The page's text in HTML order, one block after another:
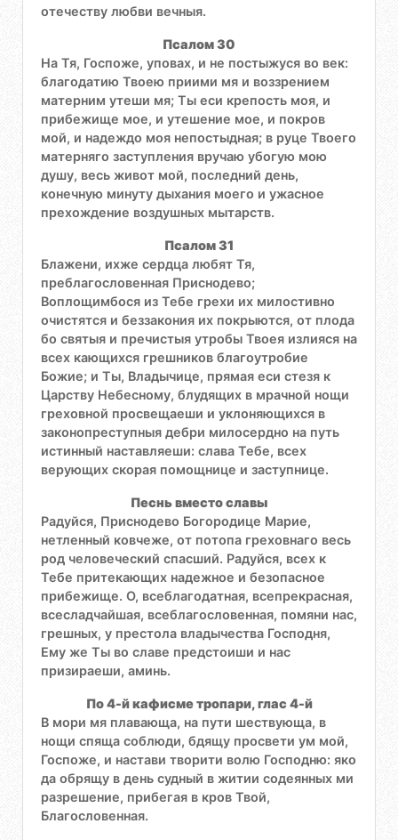
отечеству любви вечныя.
Псалом 30
На Тя, Госпоже, уповах, и не постыжуся во век:
благодатию Твоею приими мя и воззрением
матерним утеши мя; Ты еси крепость моя, и
прибежище мое, и утешение мое, и покров
мой, и надеждо моя непостыдная; в руце Твоего
матерняго заступления вручаю убогую мою
душу, весь живот мой, последний день,
конечную минуту дыхания моего и ужасное
прехождение воздушных мытарств.
Псалом 31
Блажени, ихже сердца любят Тя,
преблагословенная Приснодево;
Воплощимбося из Тебе грехи их милостивно
очистятся и беззакония их покрыются, от плода
бо святыя и пречистыя утробы Твоея излияся на
всех кающихся грешников благоутробие
Божие; и Ты, Владычице, прямая еси стезя к
Царству Небесному, блудящих в мрачной нощи
греховной просвещаеши и уклоняющихся в
законопреступныя дебри милосердно на путь
истинный наставляеши: слава Тебе, всех
верующих скорая помощнице и заступнице.
Песнь вместо славы
Радуйся, Приснодево Богородице Марие,
нетленный ковчеже, от потопа греховнаго весь
род человеческий спасший. Радуйся, всех к
Тебе притекающих надежное и безопасное
прибежище. О, всеблагодатная, всепрекрасная,
всесладчайшая, всеблагословенная, помяни нас,
грешных, у престола владычества Господня,
Ему же Ты во славе предстоиши и нас
призираеши, аминь.
По 4-й кафисме тропари, глас 4-й
В мори мя плавающа, на пути шествующа, в
нощи спяща соблюди, бдящу просвети ум мой,
Госпоже, и настави творити волю Господню: яко
да обрящу в день судный в житии содеянных ми
разрешение, прибегая в кров Твой,
Благословенная.